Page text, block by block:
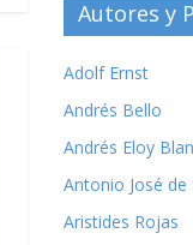
Autores y
Adolf Ernst
Andrés Bello
Andrés Eloy
Antonio José de
Aristides Rojas